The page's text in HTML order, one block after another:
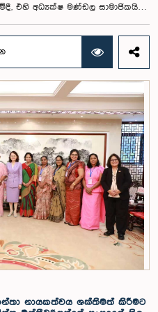
එහි අධ්‍යක්ෂ මණ්ඩල සාමාජිකයින්
පිළිපැදිය යුතු වන
නුසුදුසු ආකාරයෙන් සැරසී
විසින් නිරීක්ෂණය කරන ලදී.
සම්ප්‍රදායට හා
පූර්ව අවසරයකින් තොරව
ඇති බව ද කාරක සභාව විසින් සඳහන්
ව්‍යාපාර පිළිබඳ කාරක සභාවේ
පිළිබඳ ගැටළුවට අනුව,
යටතේ එම නිලධාරීන් දෙදෙනා 2026
හා වරප්‍රසාද පිළිබඳ කාරක සභාව
විසින් සිය හැසිරීම සම්බන්ධයෙන්
කෙරිණි. පාර්ලිමේන්තු කාරක
ක්‍රියාපටිපාටිවලට ගෞරව කිරීමේ
යුතුව තම ක්‍රියාවන්හි බරපතලකම
බව නිරීක්ෂණය කළ ආචාරධර්ම හා
ව්‍යාපාර පිළිබඳ කාරක සභාවේ
සලකා බැලීමෙන් අනතුරුව, ඉහත
ලද ඉල්ලීම පිළිගන්නා
පෙනී සිටින සියලුම පුද්ගලයන්
හා හැසිරීම් අනුගමනය
අනුකූලව කටයුතු කිරීම සහ